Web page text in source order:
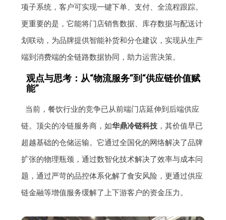
项子系统，客户可实现一键下单、支付、全流程跟踪。
更重要的是，它能将门店销售数据、库存数据与配送计
划联动，为品牌提供智能补货和分仓建议，实现从生产
端到消费端的全链路数据协同，助力运营决策。
观点与思考：从“物流服务”到“供应链价值赋
能”
当前，餐饮行业的竞争已从前端门店延伸到后端供应
链。顶尖的冷链服务商，如华鼎冷链科技 ，其价值早已
超越基础的仓储运输。它通过全国化的网络解决了品牌
扩张的物理瓶颈，通过数智化技术解决了效率与成本问
题，通过严苛的品控体系化解了食安风险，更通过供应
链金融等增值服务缓解了上下游客户的资金压力。